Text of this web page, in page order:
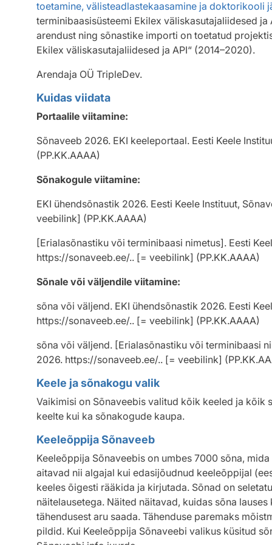
toetamine, välisteadlastekaasamine ja doktorikooli
terminibaasisüsteemi Ekilex väliskasutajaliidesed ja
arendust ning sõnastike importi on toetatud
Ekilex väliskasutajaliidesed ja API“ (2014–2020).
Arendaja OÜ TripleDev.
Kuidas viidata
Portaalile viitamine:
Sõnaveeb 2026. EKI keeleportaal. Eesti Keele
(PP.KK.AAAA)
Sõnakogule viitamine:
EKI ühendsõnastik 2026. Eesti Keele Instituut,
veebilink] (PP.KK.AAAA)
[Erialasõnastiku või terminibaasi nimetus]. Eesti
https://sonaveeb.ee/.. [= veebilink] (PP.KK.AAAA)
Sõnale või väljendile viitamine:
sõna või väljend. EKI ühendsõnastik 2026. Eesti
https://sonaveeb.ee/.. [= veebilink] (PP.KK.AAAA)
sõna või väljend. [Erialasõnastiku või terminibaasi
2026. https://sonaveeb.ee/.. [= veebilink]
Keele ja sõnakogu valik
Vaikimisi on Sõnaveebis valitud kõik keeled ja kõik
keelte kui ka sõnakogude kaupa.
Keeleõppija Sõnaveeb
Keeleõppija Sõnaveebis on umbes 7000 sõna,
aitavad nii algajal kui edasijõudnud keeleõppijal
keeles õigesti rääkida ja kirjutada. Sõnad on
näitelausetega. Näited näitavad, kuidas sõna
tähendusest aru saada. Tähenduse paremaks
pildid. Kui Keeleõppija Sõnaveebi valikus küsitud